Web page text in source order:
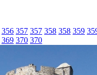
356 357 357 358 358 359
369 370 370